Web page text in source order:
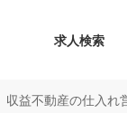
求人検索
収益不動産の仕入れ